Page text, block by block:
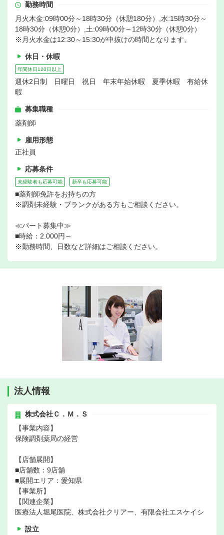
勤務時間
月火木金:09時00分～18時30分（休憩180分）,水:15時30分～
18時30分（休憩0分）,土:09時00分～12時30分（休憩0分）
※月火水金は12:30～15:30が中抜けの時間となります。
休日・休暇
年間休日120日以上
週休2日制 日曜日 祝日 年末年始休暇 夏季休暇 有給休
暇
募集職種
薬剤師
雇用形態
正社員
応募条件
未経験者も応募可能 新卒も応募可能
■薬剤師免許をお持ちの方
※調剤未経験・ブランクがある方もご相談ください。
≪パート募集中≫
■時給：2.000円～
※勤務時間、日数など詳細はご相談ください。
法人情報
株式会社Ｃ．Ｍ．Ｓ
【事業内容】
保険調剤薬局の経営
【店舗展開】
■店舗数：9店舗
■展開エリア：愛知県
【事業所】
【関連企業】
医療法人堀尾医院、株式会社クリアー、有限会社エスケイシ
設立